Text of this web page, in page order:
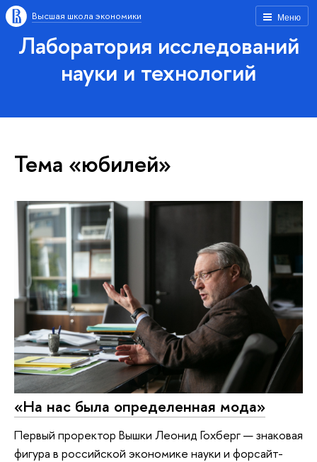
Меню
Высшая школа экономики
Лаборатория исследований
науки и технологий
Тема «юбилей»
«На нас была определенная мода»
Первый проректор Вышки Леонид Гохберг — знаковая
фигура в российской экономике науки и форсайт-